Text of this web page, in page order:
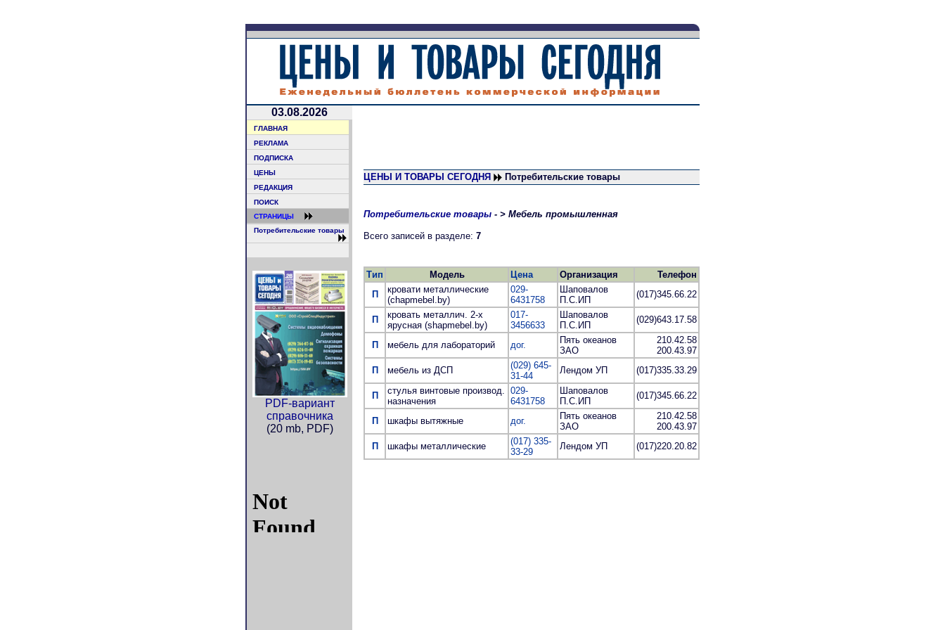
03.08.2026
ГЛАВНАЯ
РЕКЛАМА
ПОДПИСКА
ЦЕНЫ
РЕДАКЦИЯ
ПОИСК
СТРАНИЦЫ
Потребительские товары
PDF-вариант
справочника
(20 mb, PDF)
ЦЕНЫ И ТОВАРЫ СЕГОДНЯ Потребительские товары
Потребительские товары - > Мебель промышленная
Всего записей в разделе: 7
Тип Модель Цена Организация
Телефон
П
кровати металлические
(chapmebel.by)
029-
6431758
Шаповалов
П.С.ИП
(017)345.66.22
П
кровать металлич. 2-х
ярусная (shapmebel.by)
017-
3456633
Шаповалов
П.С.ИП
(029)643.17.58
П мебель для лабораторий дог.
Пять океанов
ЗАО
210.42.58
200.43.97
П
мебель из ДСП
(029) 645-
31-44
Лендом УП (017)335.33.29
П
стулья винтовые производ.
назначения
029-
6431758
Шаповалов
П.С.ИП
(017)345.66.22
П шкафы вытяжные дог.
Пять океанов
ЗАО
210.42.58
200.43.97
П
шкафы металлические
(017) 335-
33-29
Лендом УП (017)220.20.82